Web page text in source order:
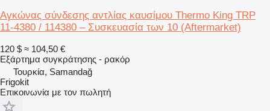
Αγκώνας σύνδεσης αντλίας καυσίμου Thermo King TRP
11-4380 / 114380 – Συσκευασία των 10 (Aftermarket)
120 $ ≈ 104,50 €
Εξάρτημα συγκράτησης - ρακόρ
Τουρκία, Samandağ
Frigokit
Επικοινωνία με τον πωλητή